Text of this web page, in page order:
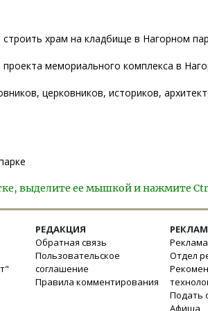
храм на кладбище в Нагорном
мемориального комплекса в
церковников, историков,
выделите ее мышкой и нажмите
РЕДАКЦИЯ
Обратная связь
Пользовательское
соглашение
Правила комментирования
Отдел
Подать
Афиша